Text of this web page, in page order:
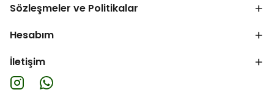
Sözleşmeler ve Politikalar
Hesabım
İletişim